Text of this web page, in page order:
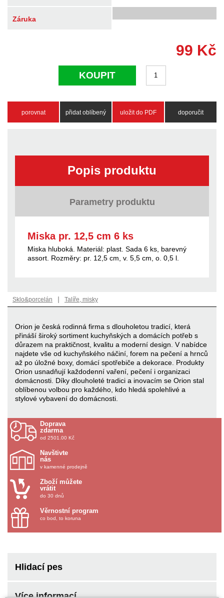
Záruka
99 Kč
KOUPIT
porovnat přidat oblíbený uložit do PDF doporučit
Popis produktu
Parametry produktu
Miska pr. 12,5 cm 6 ks
Miska hluboká. Materiál: plast. Sada 6 ks, barevný
assort. Rozměry: pr. 12,5 cm, v. 5,5 cm, o. 0,5 l.
Sklo&porcelán | Talíře, misky
Orion je česká rodinná firma s dlouholetou tradicí, která
přináší široký sortiment kuchyňských a domácích potřeb s
důrazem na praktičnost, kvalitu a moderní design. V nabídce
najdete vše od kuchyňského náčiní, forem na pečení a hrnců
až po úložné boxy, domácí spotřebiče a dekorace. Produkty
Orion usnadňují každodenní vaření, pečení i organizaci
domácnosti. Díky dlouholeté tradici a inovacím se Orion stal
oblíbenou volbou pro každého, kdo hledá spolehlivé a
stylové vybavení do domácnosti.
Doprava
zdarma
od 2501.00 Kč
Navštivte
nás
v kamenné prodejně
Zboží můžete
vrátit
do 30 dnů
Věrnostní program
co bod, to koruna
Hlidací pes
Více informací